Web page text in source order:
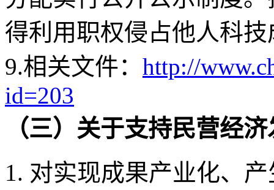
得利用职权侵占他人科
9.相关文件： http://
id=203
（三）关于支持民营经
对实现成果产业化、